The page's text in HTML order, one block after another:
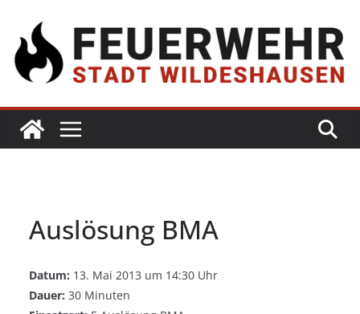
Auslösung BMA
Datum: 13. Mai 2013 um 14:30 Uhr
Dauer: 30 Minuten